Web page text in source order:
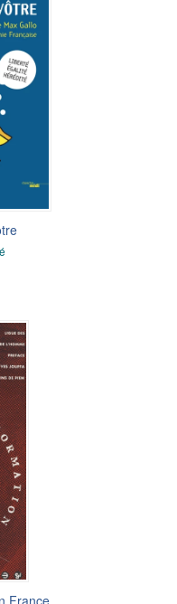
France